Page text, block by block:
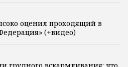
оценил проходящий в
(+видео)